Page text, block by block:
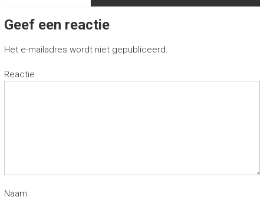
Geef een reactie
Het e-mailadres wordt niet gepubliceerd.
Reactie
Naam